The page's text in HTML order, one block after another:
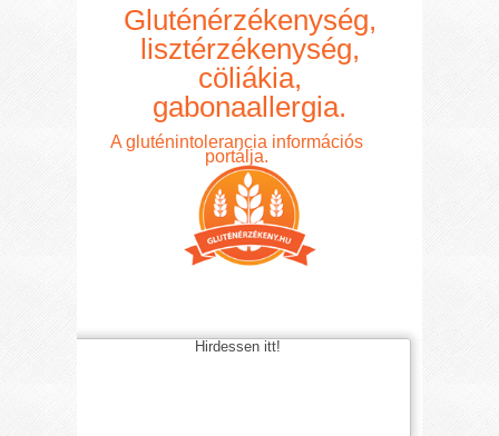
Gluténérzékenység,
lisztérzékenység,
cöliákia,
gabonaallergia.
A gluténintolerancia információs
portálja.
Hirdessen itt!